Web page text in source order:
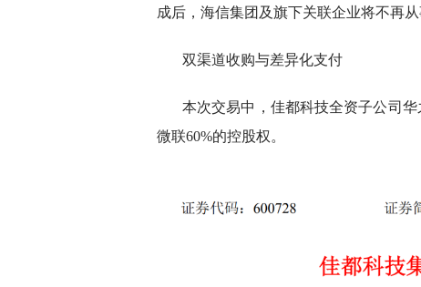
成后，海信集团及旗下关联企业将不再
双渠道收购与差异化支付
本次交易中，佳都科技全资子公司
微联60%的控股权。